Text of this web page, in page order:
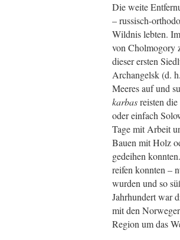
Die weite
– russisch-
Wildnis lebten.
von Cholmogory
dieser ersten
Archangelsk (d.
Meeres auf und
karbasreisten die
oder einfach
Tage mit Arbeit
Bauen mit Holz
gedeihen
reifen konnten –
wurden und so
Jahrhundert war
mit den
Region um das